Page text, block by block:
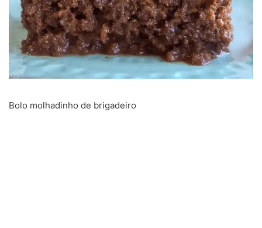
Bolo molhadinho de brigadeiro